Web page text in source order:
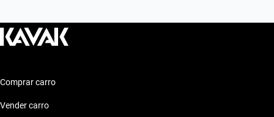
Comprar carro
Vender carro